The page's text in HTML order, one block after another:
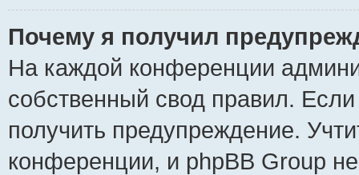
Почему я получил
На каждой конференции
собственный свод правил.
получить предупреждение.
конференции, и phpBB Group